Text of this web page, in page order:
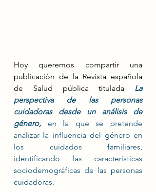
Hoy queremos compartir una
publicación de la Revista española
de Salud pública titulada La
perspectiva de las personas
cuidadoras desde un análisis de
género,
en la que se pretende
analizar la influencia del género en
los cuidados familiares,
identificando las características
sociodemográficas de las personas
cuidadoras.